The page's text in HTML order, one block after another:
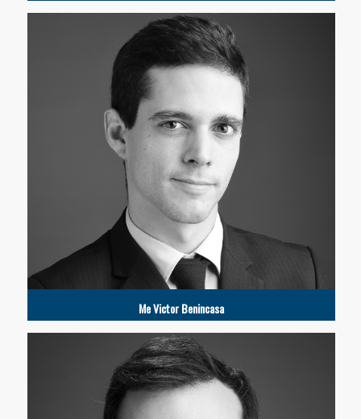
Me Victor Benincasa